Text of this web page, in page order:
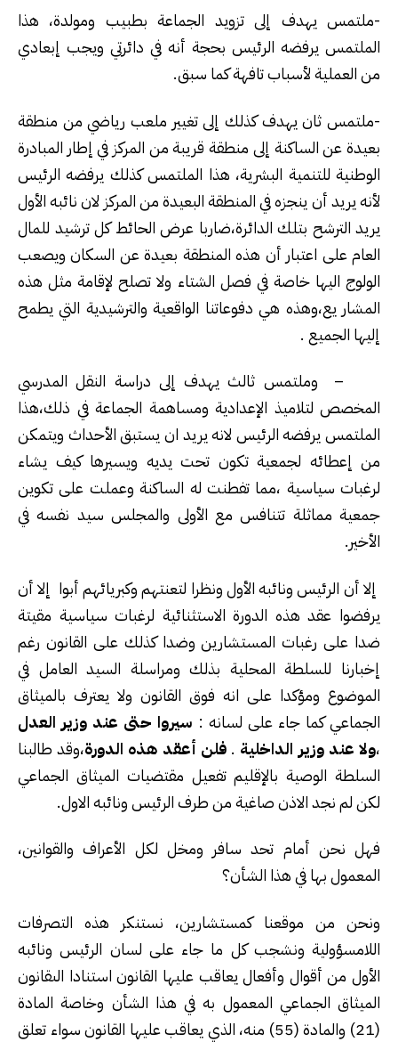
-ملتمس يهدف إلى تزويد الجماعة بطبيب ومولدة، هذا
الملتمس يرفضه الرئيس بحجة أنه في دائرتي ويجب إبعادي
من العملية لأسباب تافهة كما سبق.
-ملتمس ثان يهدف كذلك إلى تغيير ملعب رياضي من منطقة
بعيدة عن الساكنة إلى منطقة قريبة من المركز في إطار المبادرة
الوطنية للتنمية البشرية، هذا الملتمس كذلك يرفضه الرئيس
لأنه يريد أن ينجزه في المنطقة البعيدة من المركز لان نائبه الأول
يريد الترشح بتلك الدائرة،ضاربا عرض الحائط كل ترشيد للمال
العام على اعتبار أن هذه المنطقة بعيدة عن السكان ويصعب
الولوج اليها خاصة في فصل الشتاء ولا تصلح لإقامة مثل هذه
المشار يع،وهذه هي دفوعاتنا الواقعية والترشيدية التي يطمح
إليها الجميع .
– وملتمس ثالث يهدف إلى دراسة النقل المدرسي
المخصص لتلاميذ الإعدادية ومساهمة الجماعة في ذلك،هذا
الملتمس يرفضه الرئيس لانه يريد ان يستبق الأحداث ويتمكن
من إعطائه لجمعية تكون تحت يديه ويسيرها كيف يشاء
لرغبات سياسية ،مما تفطنت له الساكنة وعملت على تكوين
جمعية مماثلة تتنافس مع الأولى والمجلس سيد نفسه في
الأخير.
إلا أن الرئيس ونائبه الأول ونظرا لتعنتهم وكبريائهم أبوا إلا أن
يرفضوا عقد هذه الدورة الاستثنائية لرغبات سياسية مقيتة
ضدا على رغبات المستشارين وضدا كذلك على القانون رغم
إخبارنا للسلطة المحلية بذلك ومراسلة السيد العامل في
الموضوع ومؤكدا على انه فوق القانون ولا يعترف بالميثاق
الجماعي كما جاء على لسانه : سيروا حتى عند وزير العدل
،ولا عند وزير الداخلية .فلن أعقد هذه الدورة،وقد طالبنا
السلطة الوصية بالإقليم تفعيل مقتضيات الميثاق الجماعي
لكن لم نجد الاذن صاغية من طرف الرئيس ونائبه الاول.
فهل نحن أمام تحد سافر ومخل لكل الأعراف والقوانين،
المعمول بها في هذا الشأن؟
ونحن من موقعنا كمستشارين، نستنكر هذه التصرفات
اللامسؤولية ونشجب كل ما جاء على لسان الرئيس ونائبه
الأول من أقوال وأفعال يعاقب عليها القانون استنادا الىقانون
الميثاق الجماعي المعمول به في هذا الشأن وخاصة المادة
(21) والمادة (55) منه، الذي يعاقب عليها القانون سواء تعلق